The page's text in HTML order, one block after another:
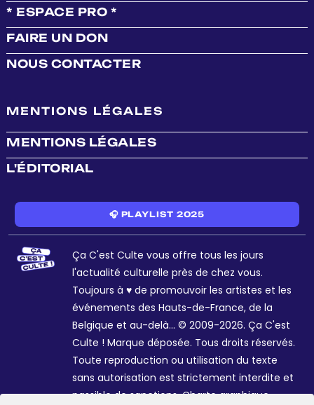
* ESPACE PRO *
FAIRE UN DON
NOUS CONTACTER
MENTIONS LÉGALES
MENTIONS LÉGALES
L'ÉDITORIAL
🎧 PLAYLIST 2025
Ça C'est Culte vous offre tous les jours
l'actualité culturelle près de chez vous.
Toujours à ♥ de promouvoir les artistes et les
événements des Hauts-de-France, de la
Belgique et au-delà... © 2009-2026. Ça C'est
Culte ! Marque déposée. Tous droits réservés.
Toute reproduction ou utilisation du texte
sans autorisation est strictement interdite et
passible de sanctions. Charte graphique